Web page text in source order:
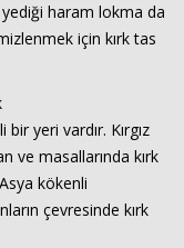
yediği haram lokma da
için kırk tas
yeri vardır. Kırgız
ve masallarında kırk
kökenli
çevresinde kırk